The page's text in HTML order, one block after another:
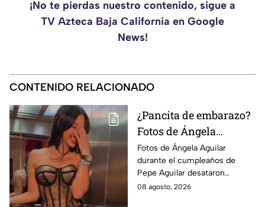
¡No te pierdas nuestro contenido, sigue a
TV Azteca Baja California en Google
News!
CONTENIDO RELACIONADO
¿Pancita de embarazo?
Fotos de Ángela
Aguilar desatan
rumores en redes
sociales
Fotos de Ángela Aguilar
durante el cumpleaños de
Pepe Aguilar desataron
rumores sobre un posible
08 agosto, 2026